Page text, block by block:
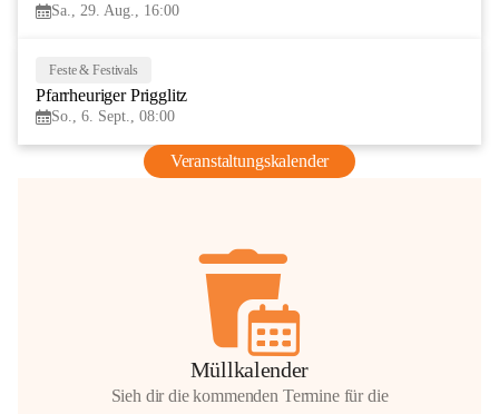
Sa., 29. Aug., 16:00
Feste & Festivals
Pfarrheuriger Prigglitz
So., 6. Sept., 08:00
Veranstaltungskalender
Müllkalender
Sieh dir die kommenden Termine für die